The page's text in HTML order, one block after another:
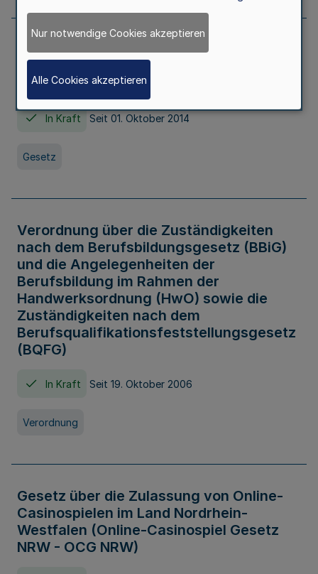
Gesetz über die Hochschulen des Landes
Nordrhein-Westfalen (Hochschulgesetz -
HG)
In Kraft Seit 01. Oktober 2014
Gesetz
Verordnung über die Zuständigkeiten
nach dem Berufsbildungsgesetz (BBiG)
und die Angelegenheiten der
Berufsbildung im Rahmen der
Handwerksordnung (HwO) sowie die
Zuständigkeiten nach dem
Berufsqualifikationsfeststellungsgesetz
(BQFG)
In Kraft Seit 19. Oktober 2006
Verordnung
Gesetz über die Zulassung von Online-
Casinospielen im Land Nordrhein-
Westfalen (Online-Casinospiel Gesetz
NRW - OCG NRW)
Nur notwendige Cookies akzeptieren
Alle Cookies akzeptieren